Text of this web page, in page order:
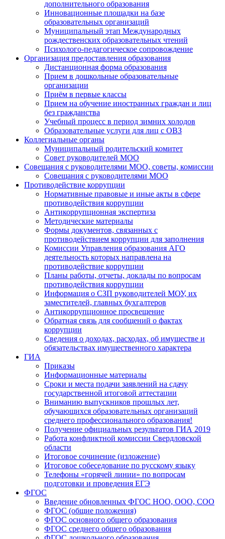
дополнительного образования
Инновационные площадки на базе
образовательных организаций
Муниципальный этап Международных
рождественских образовательных чтений
Психолого-педагогическое сопровождение
Организация предоставления образования
Дистанционная форма образования
Прием в дошкольные образовательные
организации
Приём в первые классы
Прием на обучение иностранных граждан и лиц
без гражданства
Учебный процесс в период зимних холодов
Образовательные услуги для лиц с ОВЗ
Коллегиальные органы
Муниципальный родительский комитет
Совет руководителей МОО
Совещания с руководителями МОО, советы, комиссии
Совещания с руководителями МОО
Противодействие коррупции
Нормативные правовые и иные акты в сфере
противодействия коррупции
Антикоррупционная экспертиза
Методические материалы
Формы документов, связанных с
противодействием коррупции для заполнения
Комиссии Управления образования АГО
деятельность которых направлена на
противодействие коррупции
Планы работы, отчеты, доклады по вопросам
противодействия коррупции
Информация о СЗП руководителей МОУ, их
заместителей, главных бухгалтеров
Антикоррупционное просвещение
Обратная связь для сообщений о фактах
коррупции
Сведения о доходах, расходах, об имуществе и
обязательствах имущественного характера
ГИА
Приказы
Информационные материалы
Сроки и места подачи заявлений на сдачу
государственной итоговой аттестации
Вниманию выпускников прошлых лет,
обучающихся образовательных организаций
среднего профессионального образования!
Получение официальных результатов ГИА 2019
Работа конфликтной комиссии Свердловской
области
Итоговое сочинение (изложение)
Итоговое собеседование по русскому языку
Телефоны «горячей линии» по вопросам
подготовки и проведения ЕГЭ
ФГОС
Введение обновленных ФГОС НОО, ООО, СОО
ФГОС (общие положения)
ФГОС основного общего образования
ФГОС среднего общего образования